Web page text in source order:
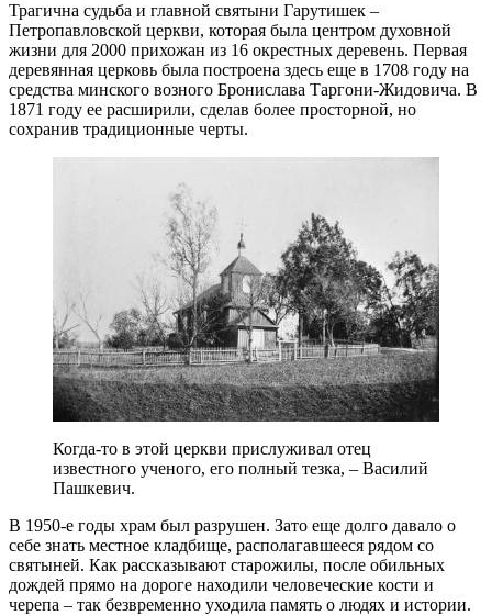
Трагична судьба и главной святыни Гарутишек –
Петропавловской церкви, которая была центром духовной
жизни для 2000 прихожан из 16 окрестных деревень. Первая
деревянная церковь была построена здесь еще в 1708 году на
средства минского возного Бронислава Таргони-Жидовича. В
1871 году ее расширили, сделав более просторной, но
сохранив традиционные черты.
Когда-то в этой церкви прислуживал отец
известного ученого, его полный тезка, – Василий
Пашкевич.
В 1950-е годы храм был разрушен. Зато еще долго давало о
себе знать местное кладбище, располагавшееся рядом со
святыней. Как рассказывают старожилы, после обильных
дождей прямо на дороге находили человеческие кости и
черепа – так безвременно уходила память о людях и истории.